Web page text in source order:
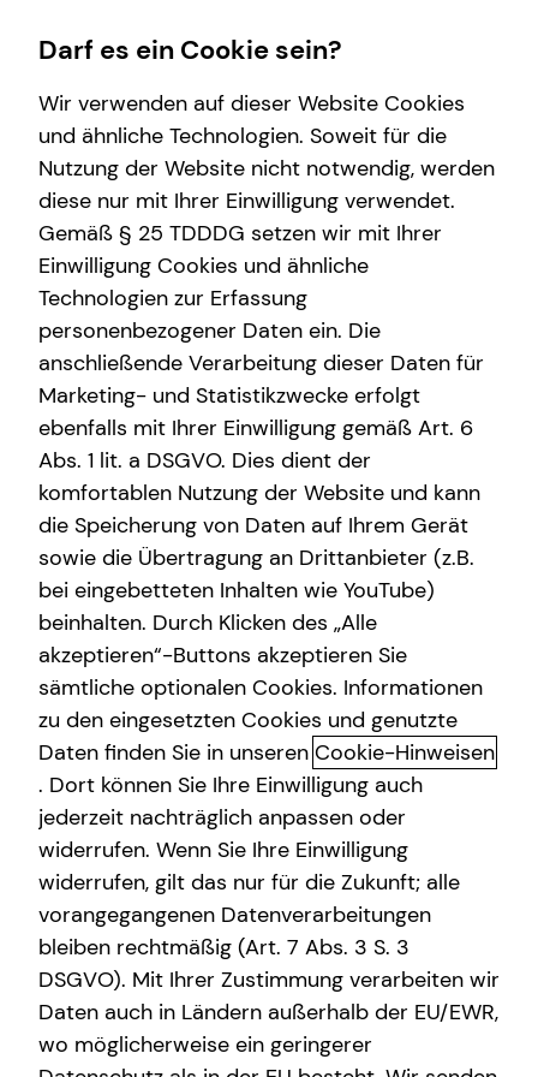
Finanzberatung
Videoberatung
Spezialisten-Netzwerk
Altersvorsorge
Arbeitskraftabsicherung
Kindervorsorge
Sach- und Vermögenssicherung
Private Krankenversicherung
Überblick
Krankenzusatzversicherung
Betriebliche Krankenversicherung
Wissenswertes
Interview
Über tecis
Über mich
Service
Kundenportal
Krankenzusatzversicherung -
rundum abgesichert
Die gesetzliche Krankenversicherung (GKV) bietet eine
medizinische Grundversorgung, die möglicherweise nicht
alle individuellen Bedürfnisse abdeckt. Mit einer privaten
Zusatzversicherung können Versicherte der gesetzlichen
Krankenversicherung ihr Leistungsspektrum erweitern. So
haben sie die Möglichkeit, Leistungen in Anspruch zu
nehmen, die ansonsten nur Patientinnen und Patienten
der privaten Krankenvollversicherung zustehen.
Private Zusatzversicherungen im Überblick
Darf es ein Cookie sein?
Wir verwenden auf dieser Website Cookies
und ähnliche Technologien. Soweit für die
Nutzung der Website nicht notwendig, werden
diese nur mit Ihrer Einwilligung verwendet.
Gemäß § 25 TDDDG setzen wir mit Ihrer
Einwilligung Cookies und ähnliche
Technologien zur Erfassung
personenbezogener Daten ein. Die
anschließende Verarbeitung dieser Daten für
Marketing- und Statistikzwecke erfolgt
ebenfalls mit Ihrer Einwilligung gemäß Art. 6
Abs. 1 lit. a DSGVO. Dies dient der
komfortablen Nutzung der Website und kann
die Speicherung von Daten auf Ihrem Gerät
sowie die Übertragung an Drittanbieter (z.B.
bei eingebetteten Inhalten wie YouTube)
beinhalten. Durch Klicken des „Alle
akzeptieren“-Buttons akzeptieren Sie
sämtliche optionalen Cookies. Informationen
zu den eingesetzten Cookies und genutzte
Daten finden Sie in unseren Cookie-Hinweisen
. Dort können Sie Ihre Einwilligung auch
jederzeit nachträglich anpassen oder
widerrufen. Wenn Sie Ihre Einwilligung
widerrufen, gilt das nur für die Zukunft; alle
vorangegangenen Datenverarbeitungen
bleiben rechtmäßig (Art. 7 Abs. 3 S. 3
DSGVO). Mit Ihrer Zustimmung verarbeiten wir
Daten auch in Ländern außerhalb der EU/EWR,
wo möglicherweise ein geringerer